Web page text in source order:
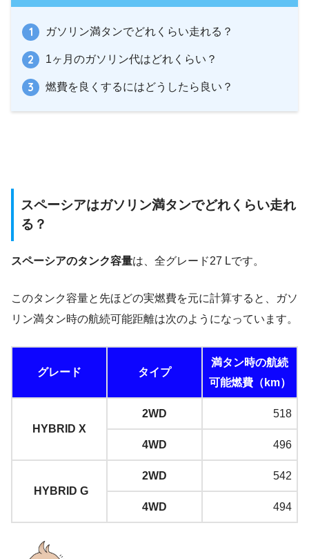
ガソリン満タンでどれくらい走れる？
1ヶ月のガソリン代はどれくらい？
燃費を良くするにはどうしたら良い？
スペーシアはガソリン満タンでどれくらい走れ
る？
スペーシアのタンク容量は、全グレード27 Lです。
このタンク容量と先ほどの実燃費を元に計算すると、ガソ
リン満タン時の航続可能距離は次のようになっています。
グレード タイプ
満タン時の航続
可能燃費（km）
HYBRID X
2WD 518
4WD 496
HYBRID G
2WD 542
4WD 494